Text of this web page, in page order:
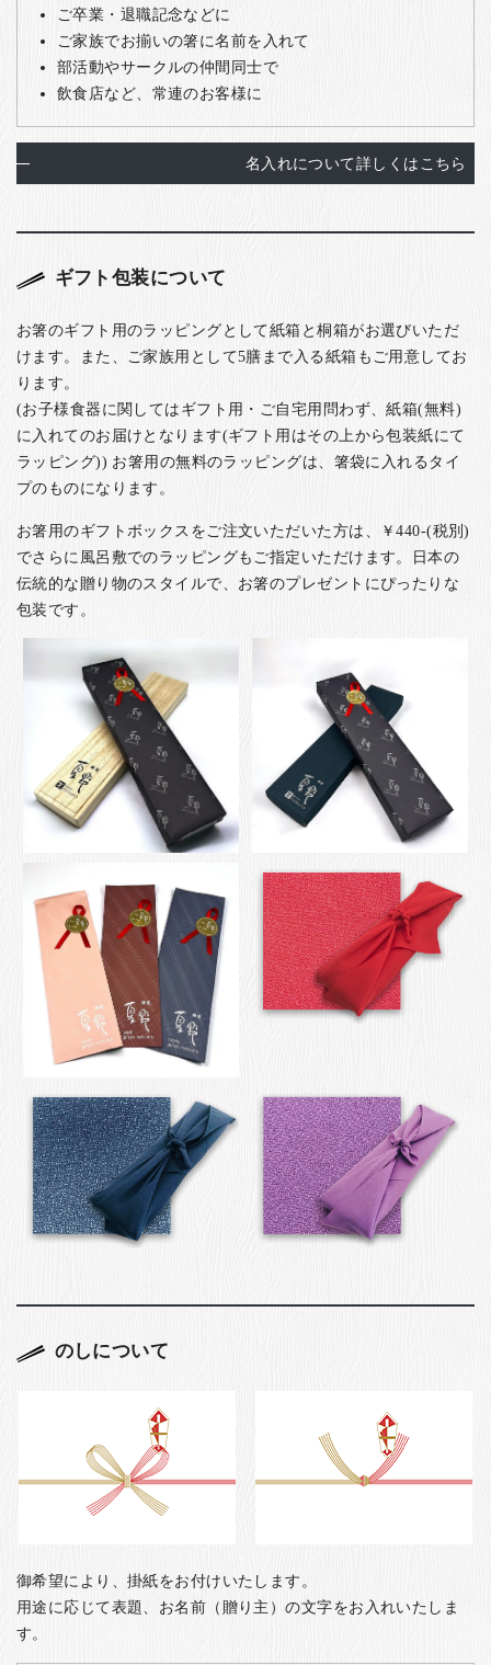
ご卒業・退職記念などに
ご家族でお揃いの箸に名前を入れて
部活動やサークルの仲間同士で
飲食店など、常連のお客様に
名入れについて詳しくはこちら
ギフト包装について
お箸のギフト用のラッピングとして紙箱と桐箱がお選びいただ
けます。また、ご家族用として5膳まで入る紙箱もご用意してお
ります。
(お子様食器に関してはギフト用・ご自宅用問わず、紙箱(無料)
に入れてのお届けとなります(ギフト用はその上から包装紙にて
ラッピング)) お箸用の無料のラッピングは、箸袋に入れるタイ
プのものになります。
お箸用のギフトボックスをご注文いただいた方は、￥440-(税別)
でさらに風呂敷でのラッピングもご指定いただけます。日本の
伝統的な贈り物のスタイルで、お箸のプレゼントにぴったりな
包装です。
のしについて
御希望により、掛紙をお付けいたします。
用途に応じて表題、お名前（贈り主）の文字をお入れいたしま
す。